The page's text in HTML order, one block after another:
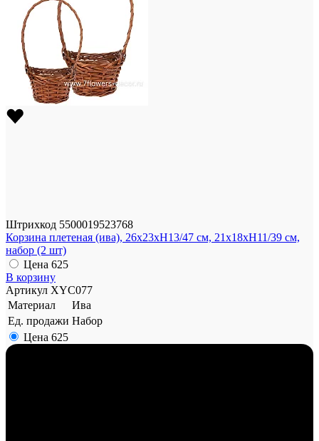
Штрихкод 5500019523768
Корзина плетеная (ива), 26x23xH13/47 см, 21x18xH11/39 см,
набор (2 шт)
Цена 625
В корзину
Артикул XYC077
Материал
Ива
Ед. продажи Набор
Цена 625